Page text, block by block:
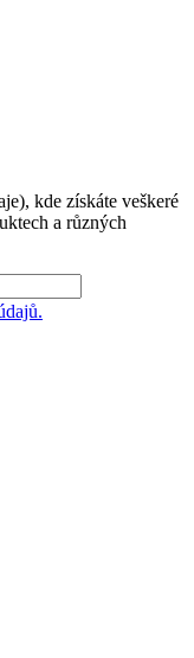
kde získáte veškeré
a různých